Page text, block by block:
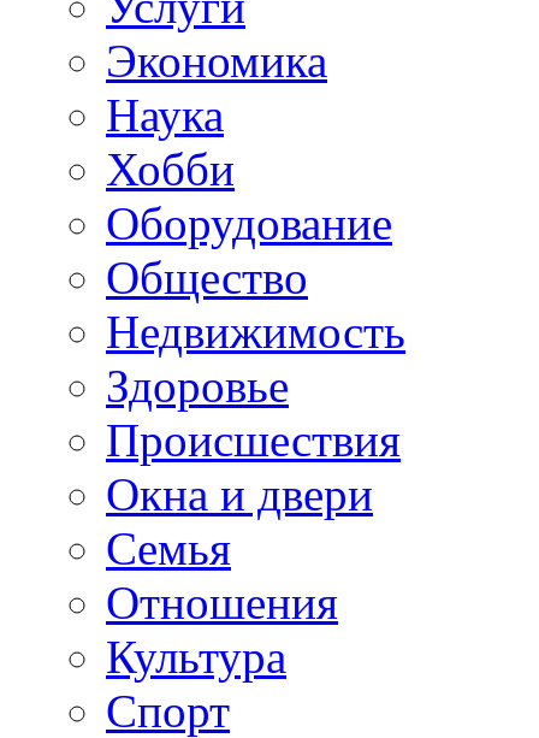
Экономика
Наука
Хобби
Оборудование
Общество
Недвижимость
Здоровье
Происшествия
Окна и двери
Семья
Отношения
Культура
Спорт